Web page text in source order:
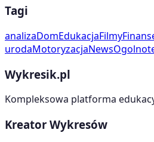
Tagi
analizaDomEdukacjaFilmy
urodaMotoryzacjaNews
Wykresik.pl
Kompleksowa platforma
Kreator Wykresów